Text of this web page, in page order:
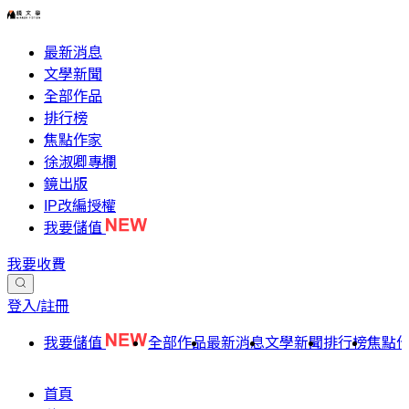
最新消息
文學新聞
全部作品
排行榜
焦點作家
徐淑卿專欄
鏡出版
IP改編授權
我要儲值
我要收費
登入/註冊
我要儲值 全部作品最新消息文學新聞排行榜焦點
首頁